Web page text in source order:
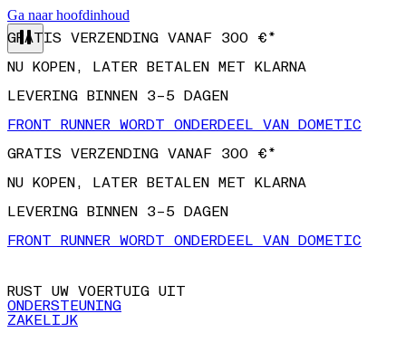
Ga naar hoofdinhoud
GRATIS VERZENDING VANAF 300 €*
NU KOPEN, LATER BETALEN MET KLARNA
LEVERING BINNEN 3–5 DAGEN
FRONT RUNNER WORDT ONDERDEEL VAN DOMETIC
GRATIS VERZENDING VANAF 300 €*
NU KOPEN, LATER BETALEN MET KLARNA
LEVERING BINNEN 3–5 DAGEN
FRONT RUNNER WORDT ONDERDEEL VAN DOMETIC
RUST UW VOERTUIG UIT
ONDERSTEUNING
ZAKELIJK